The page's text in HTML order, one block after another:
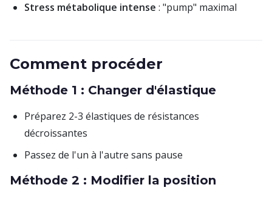
Stress métabolique intense : "pump" maximal
Comment procéder
Méthode 1 : Changer d'élastique
Préparez 2-3 élastiques de résistances
décroissantes
Passez de l'un à l'autre sans pause
Méthode 2 : Modifier la position